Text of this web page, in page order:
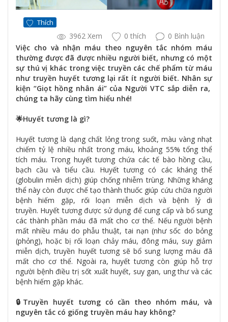
Thích
3962 Xem 0 thích
0 Bình luận
Việc cho và nhận máu theo nguyên tắc nhóm máu
thường được đã được nhiều người biết, nhưng có một
sự thú vị khác trong việc truyền các chế phẩm từ máu
như truyền huyết tương lại rất ít người biết. Nhân sự
kiện “Giọt hồng nhân ái” của Người VTC sắp diễn ra,
chúng ta hãy cùng tìm hiểu nhé!
🌟Huyết tương là gì?
Huyết tương là dạng chất lỏng trong suốt, màu vàng nhạt
chiếm tỷ lệ nhiều nhất trong máu, khoảng 55% tổng thể
tích máu. Trong huyết tương chứa các tế bào hồng cầu,
bạch cầu và tiểu cầu. Huyết tương có các kháng thể
(globulin miễn dịch) giúp chống nhiễm trùng. Những kháng
thể này còn được chế tạo thành thuốc giúp cứu chữa người
bệnh hiếm gặp, rối loạn miễn dịch và bệnh lý di
truyền. Huyết tương được sử dụng để cung cấp và bổ sung
các thành phần máu đã mất cho cơ thể. Nếu người bệnh
mất nhiều máu do phẫu thuật, tai nạn (như sốc do bỏng
(phỏng), hoặc bị rối loạn chảy máu, đông máu, suy giảm
miễn dịch, truyền huyết tương sẽ bổ sung lượng máu đã
mất cho cơ thể. Ngoài ra, huyết tương còn giúp hỗ trợ
người bệnh điều trị sốt xuất huyết, suy gan, ung thư và các
bệnh hiếm gặp khác.
🔒Truyền huyết tương có cần theo nhóm máu, và
nguyên tắc có giống truyền máu hay không?